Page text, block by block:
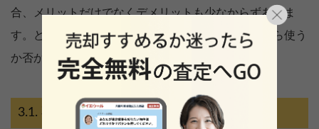
合、メリットだけでなくデメリットも少なからずありま
す。どのようなデメリットがあるのか、理解してから使う
か否か判断した方が良いでしょう。
不動産会社と一度にやり取りが始まる